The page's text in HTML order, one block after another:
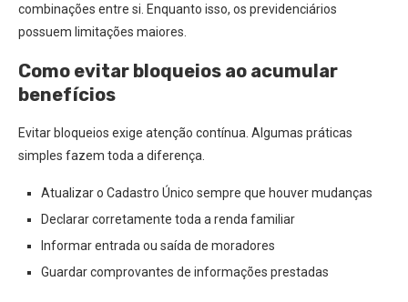
combinações entre si. Enquanto isso, os previdenciários
possuem limitações maiores.
Como evitar bloqueios ao acumular
benefícios
Evitar bloqueios exige atenção contínua. Algumas práticas
simples fazem toda a diferença.
Atualizar o Cadastro Único sempre que houver mudanças
Declarar corretamente toda a renda familiar
Informar entrada ou saída de moradores
Guardar comprovantes de informações prestadas